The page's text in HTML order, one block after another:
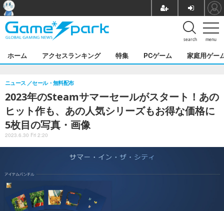
menu
search
ホーム アクセスランキング 特集 PCゲーム 家庭用ゲー
2023年のSteamサマーセールがスタート！あの
ヒット作も、あの人気シリーズもお得な価格に
5枚目の写真・画像
ニュース セール・無料配布
2023.6.30 Fri 2:20